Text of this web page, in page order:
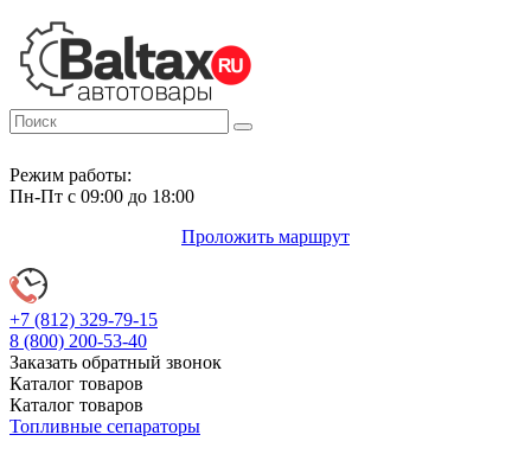
Режим работы:
Пн-Пт с 09:00 до 18:00
Проложить маршрут
+7 (812) 329-79-15
8 (800) 200-53-40
Заказать обратный звонок
Каталог товаров
Каталог товаров
Топливные сепараторы